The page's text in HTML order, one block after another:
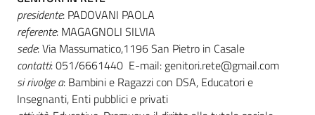
presidente: PADOVANI PAOLA
referente: MAGAGNOLI SILVIA
sede: Via Massumatico,1196 San Pietro in Casale
contatti: 051/6661440 E-mail: genitori.rete@gmail.com
si rivolge a: Bambini e Ragazzi con DSA, Educatori e
Insegnanti, Enti pubblici e privati